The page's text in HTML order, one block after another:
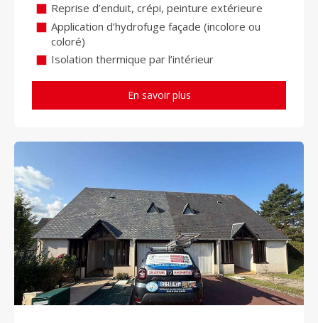
Reprise d’enduit, crépi, peinture extérieure
Application d’hydrofuge façade (incolore ou
coloré)
Isolation thermique par l’intérieur
En savoir plus